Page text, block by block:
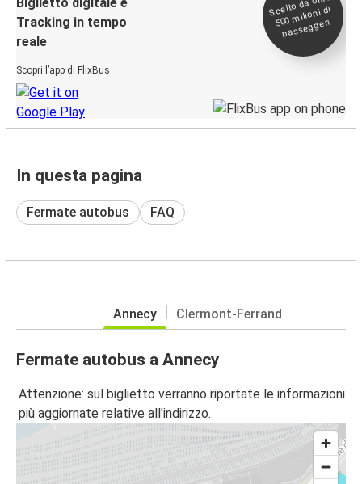
Tracking in tempo
reale
Scopri l’app di FlixBus
milioni di
passeggeri
In questa pagina
Fermate autobus FAQ
Annecy Clermont-Ferrand
Fermate autobus a Annecy
Attenzione: sul biglietto verranno riportate le informazioni
più aggiornate relative all'indirizzo.